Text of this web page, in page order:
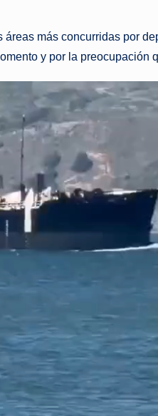
más concurridas por
y por la preocupación